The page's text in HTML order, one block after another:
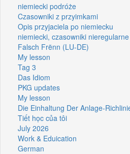
niemiecki podróże
Czasowniki z przyimkami
Opis przyjaciela po niemiecku
niemiecki, czasowniki nieregularne
Falsch Frënn (LU-DE)
My lesson
Tag 3
Das Idiom
PKG updates
My lesson
Die Einhaltung Der Anlage-
Tiết học của tôi
July 2026
Work & Eduication
German